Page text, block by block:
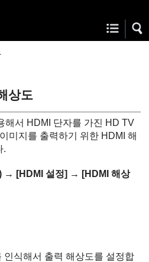
상도
해서 HDMI 단자를 가진 HD TV
미지를 출력하기 위한 HDMI 해
.
→ [HDMI 설정] → [HDMI 해상
식해서 출력 해상도를 설정합